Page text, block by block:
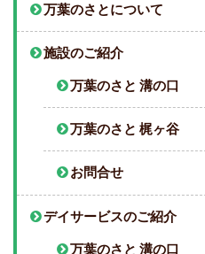
万葉のさとについて
施設のご紹介
万葉のさと 溝の口
万葉のさと 梶ヶ谷
お問合せ
デイサービスのご紹介
万葉のさと 溝の口